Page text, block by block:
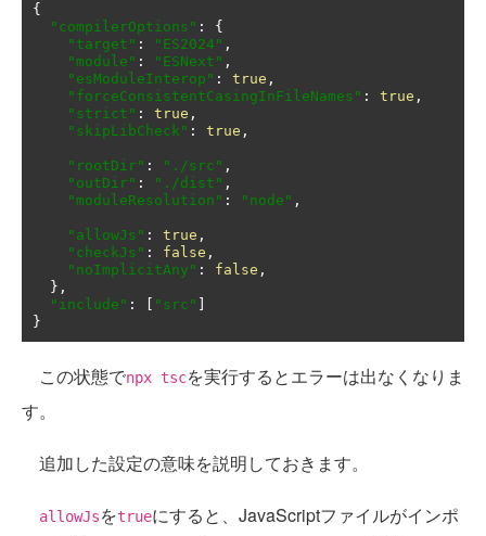
{
"compilerOptions" :
{
"target" : "ES2024" ,
"module" : "ESNext" ,
"esModuleInterop" : true ,
"forceConsistentCasingInFileNames" : true ,
"strict" : true ,
"skipLibCheck" : true ,
"rootDir" : "./src" ,
"outDir" : "./dist" ,
"moduleResolution" : "node" ,
"allowJs" : true ,
"checkJs" : false ,
"noImplicitAny" : false ,
},
"include" : "src"
}
この状態でnpx tscを実行するとエラーは出なくなりま
す。
追加した設定の意味を説明しておきます。
allowJsをtrueにすると、JavaScriptファイルがインポ